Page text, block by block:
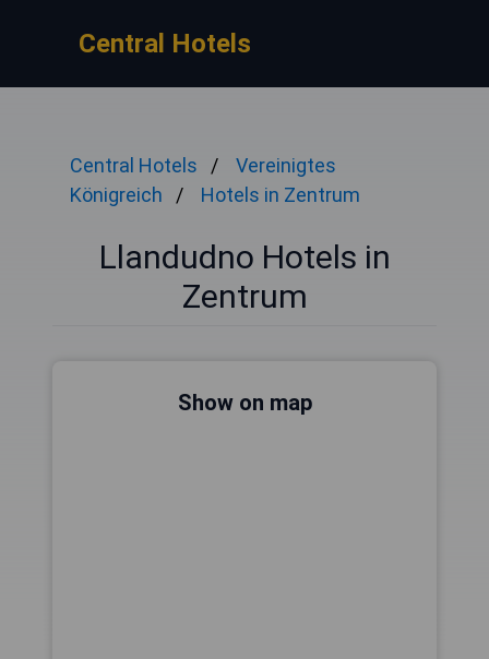
Central Hotels
Central Hotels
Vereinigtes
Königreich
Hotels in Zentrum
Llandudno Hotels in
Zentrum
Show on map